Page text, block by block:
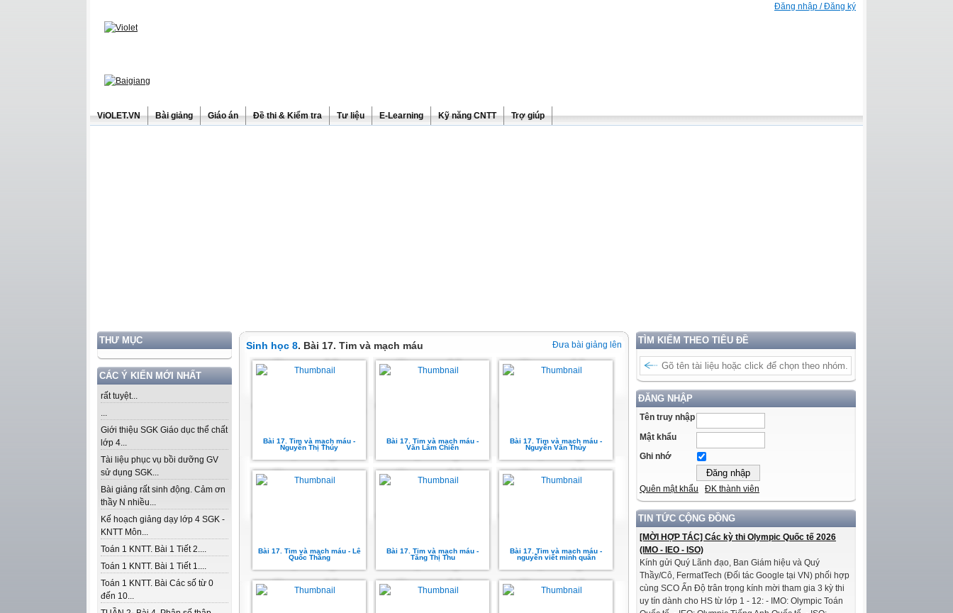
Đăng nhập / Đăng ký
ViOLET.VN Bài giảng Giáo án Đề thi & Kiểm tra Tư liệu E-Learning Kỹ năng CNTT Trợ giúp
THƯ MỤC
CÁC Ý KIẾN MỚI NHẤT
rất tuyệt...
...
Giới thiệu SGK Giáo dục thể chất
lớp 4...
Tài liệu phục vụ bồi dưỡng GV
sử dụng SGK...
Bài giảng rất sinh động. Cảm ơn
thầy N nhiều...
Kế hoạch giảng dạy lớp 4 SGK -
KNTT Môn...
Toán 1 KNTT. Bài 1 Tiết 2....
Toán 1 KNTT. Bài 1 Tiết 1....
Toán 1 KNTT. Bài Các số từ 0
đến 10...
TÌM KIẾM THEO TIÊU ĐỀ
ĐĂNG NHẬP
Tên truy nhập
Mật khẩu
Ghi nhớ
Quên mật khẩu ĐK thành viên
TIN TỨC CỘNG ĐỒNG
[MỜI HỢP TÁC] Các kỳ thi Olympic Quốc tế 2026
(IMO - IEO - ISO)
Kính gửi Quý Lãnh đạo, Ban Giám hiệu và Quý
Thầy/Cô, FermatTech (Đối tác Google tại VN) phối hợp
cùng SCO Ấn Độ trân trọng kính mời tham gia 3 kỳ thi
uy tín dành cho HS từ lớp 1 - 12: - IMO: Olympic Toán
Đưa bài giảng lên
Sinh học 8. Bài 17. Tim và mạch máu
Bài 17. Tim và mạch máu -
Nguyễn Thị Thúy
Bài 17. Tim và mạch máu -
Văn Lâm Chiến
Bài 17. Tim và mạch máu -
Nguyễn Văn Thủy
Bài 17. Tim và mạch máu - Lê
Quốc Thắng
Bài 17. Tim và mạch máu -
Tăng Thị Thu
Bài 17. Tim và mạch máu -
nguyễn viết minh quân